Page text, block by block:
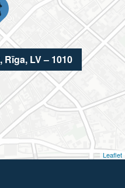
Rīga, LV – 1010
Leaflet